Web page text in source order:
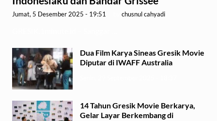
Jumat, 5 Desember 2025 - 19:51 chusnul cahyadi
Dua Film Karya Sineas Gresik Movie
Diputar di IWAFF Australia
14 Tahun Gresik Movie Berkarya,
Gelar Layar Berkembang di